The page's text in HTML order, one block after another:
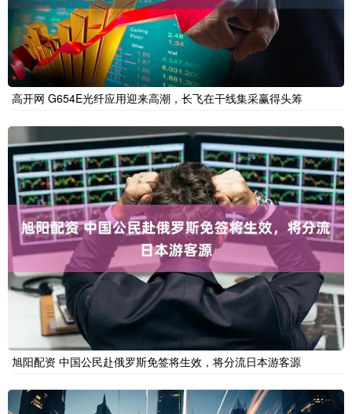
高开网 G654E光纤应用迎来高潮，长飞在干线集采赢得头筹
旭阳配资 中国公民赴俄罗斯免签将生效，将分流日本游客源